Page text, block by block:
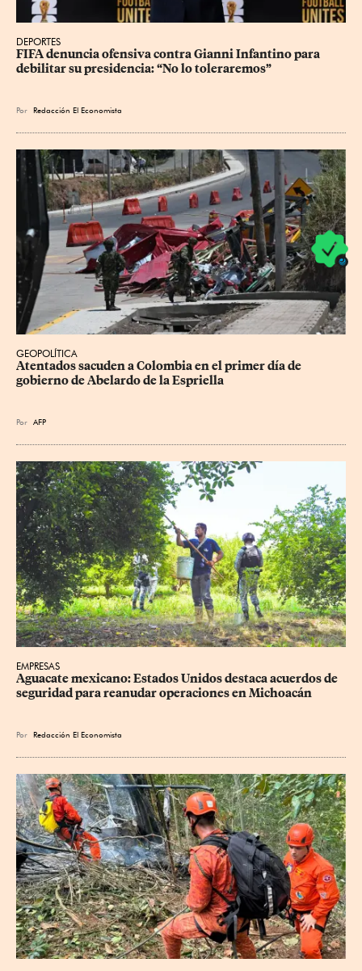
DEPORTES
FIFA denuncia ofensiva contra Gianni Infantino para
debilitar su presidencia: “No lo toleraremos”
Por Redacción El Economista
GEOPOLÍTICA
Atentados sacuden a Colombia en el primer día de
gobierno de Abelardo de la Espriella
Por AFP
EMPRESAS
Aguacate mexicano: Estados Unidos destaca acuerdos de
seguridad para reanudar operaciones en Michoacán
Por Redacción El Economista